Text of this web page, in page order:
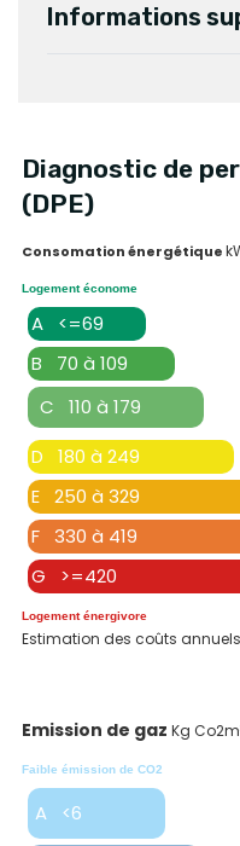
Informations
Diagnostic de
(DPE)
Consomation énergétique
Logement économe
A <=69
B 70 à 109
C 110 à 179
D 180 à 249
E 250 à 329
F 330 à 419
G >=420
Logement énergivore
Estimation des coûts
Emission de gaz Kg
Faible émission de CO2
A <6